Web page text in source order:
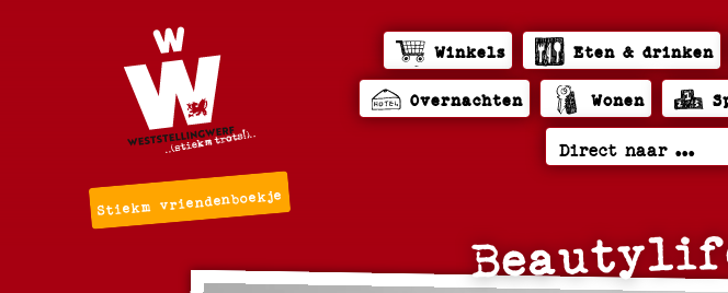
Stiekm vriendenboekje
Winkels Eten & drinken
Overnachten
Wonen